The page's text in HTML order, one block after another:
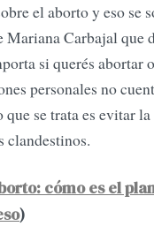
el aborto y eso se
Mariana Carbajal que
si querés abortar
personales no
se trata es evitar
clandestinos.
cómo es el
)